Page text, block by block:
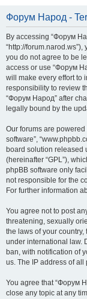
Форум Народ -
By accessing “Форум
“http://
you do not agree to be
access or use “Форум
will make every effort to
responsibility to review
“Форум Народ” after
legally bound by the
Our forums are powered
software”,
board solution released
(hereinafter “GPL”),
phpBB software only
not responsible for the
For further information
You agree not to post
threatening, sexually
the laws of your
under international law.
ban, with notification of
us. The IP address of
You agree that “Форум
close any topic at any